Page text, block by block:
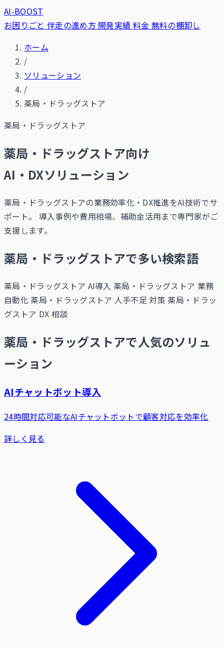
AI-BOOST
お困りごと 伴走の進め方 開発実績 料金 無料の棚卸し
ホーム
/
ソリューション
/
薬局・ドラッグストア
薬局・ドラッグストア
薬局・ドラッグストア向け
AI・DXソリューション
薬局・ドラッグストアの業務効率化・DX推進をAI技術でサ
ポート。 導入事例や費用相場、補助金活用まで専門家がご
支援します。
薬局・ドラッグストアで多い検索語
薬局・ドラッグストア AI導入 薬局・ドラッグストア 業務
自動化 薬局・ドラッグストア 人手不足 対策 薬局・ドラッ
グストア DX 相談
薬局・ドラッグストアで人気のソリュ
ーション
AIチャットボット導入
24時間対応可能なAIチャットボットで顧客対応を効率化
詳しく見る